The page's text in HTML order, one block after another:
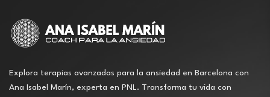
Explora terapias avanzadas para la ansiedad en Barcelona con
Ana Isabel Marín, experta en PNL. Transforma tu vida con